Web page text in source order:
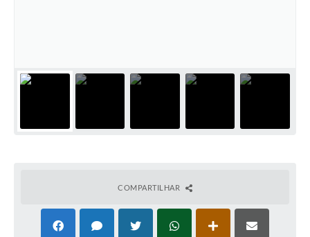
Junta Militar
Educação
COMPARTILHAR